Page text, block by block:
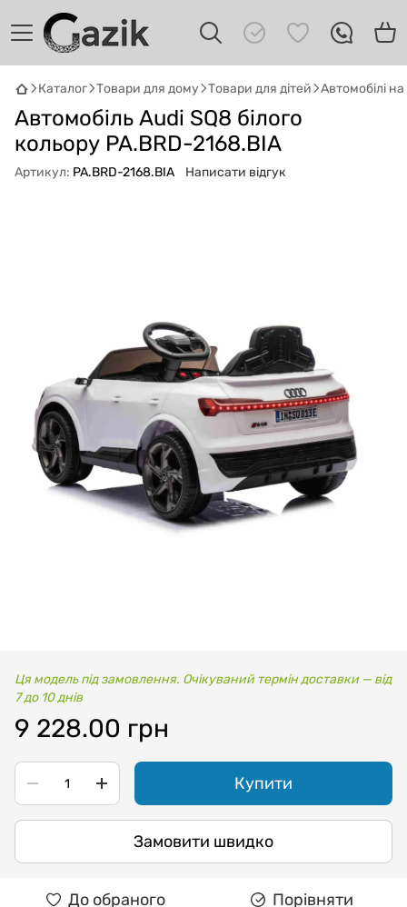
Каталог Товари для дому Товари для дітей Автомобілі
Автомобіль Audi SQ8 білого
кольору PA.BRD-2168.BIA
Артикул: PA.BRD-2168.BIA Написати відгук
Ця модель під замовлення. Очікуваний термін доставки — від
7 до 10 днів
9 228.00 грн
Купити
Замовити швидко
До обраного Порівняти
GAZIKAI
Онлайн · пошук техніки
Привіт! 👋 Я Gazik AI — допоможу